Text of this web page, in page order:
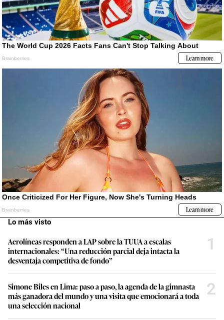
Lo más visto
Aerolíneas responden a LAP sobre la TUUA a escalas
internacionales: “Una reducción parcial deja intacta la
desventaja competitiva de fondo”
1
Simone Biles en Lima: paso a paso, la agenda de la gimnasta
más ganadora del mundo y una visita que emocionará a toda
una selección nacional
2